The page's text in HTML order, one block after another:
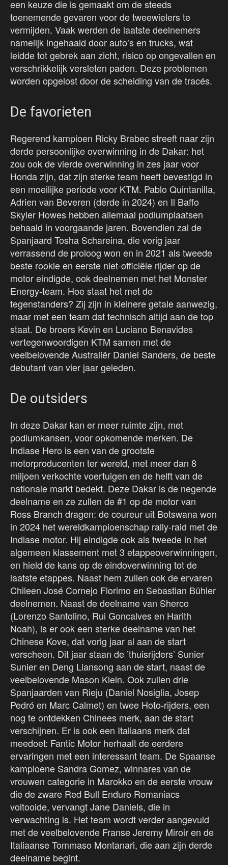
een keuze die is gemaakt om de steeds
toenemende gevaren voor de tweewielers te
vermijden. Vaak werden de laatste deelnemers
namelijk ingehaald door auto’s en trucks, wat
leidde tot gebrek aan zicht, risico op ongevallen en
verschrikkelijk versleten paden. Deze problemen
worden opgelost door de scheiding van de tracés.
De favorieten
Regerend kampioen Ricky Brabec streeft naar zijn
derde persoonlijke overwinning in de Dakar: het
zou ook de vierde overwinning in zes jaar voor
Honda zijn, dat zijn sterke team heeft bevestigd in
een moeilijke periode voor KTM. Pablo Quintanilla,
Adrien van Beveren (derde in 2024) en Il Baffo
Skyler Howes hebben allemaal podiumplaatsen
behaald in voorgaande jaren. Bovendien zal de
Spanjaard Tosha Schareina, die vorig jaar
verrassend de proloog won en in 2021 als tweede
beste rookie en eerste niet-officiële rijder op de
motor eindigde, ook deelnemen met het Monster
Energy-team. Hoe staat het met de
tegenstanders? Zij zijn in kleinere getale aanwezig,
maar met een team dat technisch altijd aan de top
staat. De broers Kevin en Luciano Benavides
vertegenwoordigen KTM samen met de
veelbelovende Australiër Daniel Sanders, de beste
debutant van vier jaar geleden.
De outsiders
In deze Dakar kan er meer ruimte zijn, met
podiumkansen, voor opkomende merken. De
Indiase Hero is een van de grootste
motorproducenten ter wereld, met meer dan 8
miljoen verkochte voertuigen en de helft van de
nationale markt bedekt. Deze Dakar is de negende
deelname en ze zullen de #1 op de motor van
Ross Branch dragen: de coureur uit Botswana won
in 2024 het wereldkampioenschap rally-raid met de
Indiase motor. Hij eindigde ook als tweede in het
algemeen klassement met 3 etappeoverwinningen,
en hield de kans op de eindoverwinning tot de
laatste etappes. Naast hem zullen ook de ervaren
Chileen José Cornejo Florimo en Sebastian Bühler
deelnemen. Naast de deelname van Sherco
(Lorenzo Santolino, Rui Goncalves en Harith
Noah), is er ook een sterke deelname van het
Chinese Kove, dat vorig jaar al aan de start
verscheen. Dit jaar staan de ’thuisrijders’ Sunier
Sunier en Deng Liansong aan de start, naast de
veelbelovende Mason Klein. Ook zullen drie
Spanjaarden van Rieju (Daniel Nosiglia, Josep
Pedró en Marc Calmet) en twee Hoto-rijders, een
nog te ontdekken Chinees merk, aan de start
verschijnen. Er is ook een Italiaans merk dat
meedoet: Fantic Motor herhaalt de eerdere
ervaringen met een interessant team. De Spaanse
kampioene Sandra Gomez, winnares van de
vrouwen categorie in Marokko en de eerste vrouw
die de zware Red Bull Enduro Romaniacs
voltooide, vervangt Jane Daniels, die in
verwachting is. Het team wordt verder aangevuld
met de veelbelovende Franse Jeremy Miroir en de
Italiaanse Tommaso Montanari, die aan zijn derde
deelname begint.